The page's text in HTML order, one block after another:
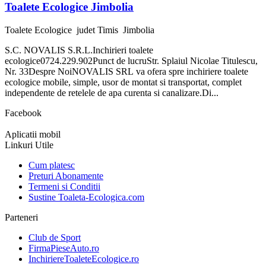
Toalete Ecologice Jimbolia
Toalete Ecologice judet Timis Jimbolia
S.C. NOVALIS S.R.L.Inchirieri toalete
ecologice0724.229.902Punct de lucruStr. Splaiul Nicolae Titulescu,
Nr. 33Despre NoiNOVALIS SRL va ofera spre inchiriere toalete
ecologice mobile, simple, usor de montat si transportat, complet
independente de retelele de apa curenta si canalizare.Di...
Facebook
Aplicatii mobil
Linkuri Utile
Cum platesc
Preturi Abonamente
Termeni si Conditii
Sustine Toaleta-Ecologica.com
Parteneri
Club de Sport
FirmaPieseAuto.ro
InchiriereToaleteEcologice.ro